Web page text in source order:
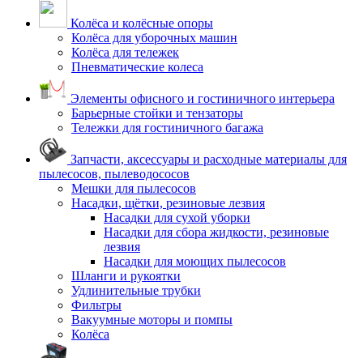
Колёса и колёсные опоры
Колёса для уборочных машин
Колёса для тележек
Пневматические колеса
Элементы офисного и гостиничного интерьера
Барьерные стойки и тензаторы
Тележки для гостиничного багажа
Запчасти, аксессуары и расходные материалы для
пылесосов, пылеводососов
Мешки для пылесосов
Насадки, щётки, резиновые лезвия
Насадки для сухой уборки
Насадки для сбора жидкости, резиновые
лезвия
Насадки для моющих пылесосов
Шланги и рукоятки
Удлинительные трубки
Фильтры
Вакуумные моторы и помпы
Колёса